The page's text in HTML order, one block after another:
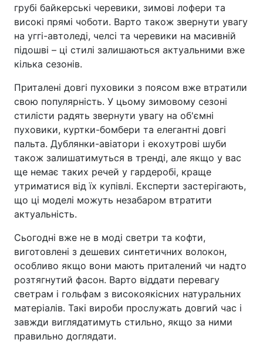
грубі байкерські черевики, зимові лофери та
високі прямі чоботи. Варто також звернути увагу
на уггі-автоледі, челсі та черевики на масивній
підошві – ці стилі залишаються актуальними вже
кілька сезонів.
Приталені довгі пуховики з поясом вже втратили
свою популярність. У цьому зимовому сезоні
стилісти радять звернути увагу на об'ємні
пуховики, куртки-бомбери та елегантні довгі
пальта. Дублянки-авіатори і екохутрові шуби
також залишатимуться в тренді, але якщо у вас
ще немає таких речей у гардеробі, краще
утриматися від їх купівлі. Експерти застерігають,
що ці моделі можуть незабаром втратити
актуальність.
Сьогодні вже не в моді светри та кофти,
виготовлені з дешевих синтетичних волокон,
особливо якщо вони мають приталений чи надто
розтягнутий фасон. Варто віддати перевагу
светрам і гольфам з високоякісних натуральних
матеріалів. Такі вироби прослужать довгий час і
завжди виглядатимуть стильно, якщо за ними
правильно доглядати.